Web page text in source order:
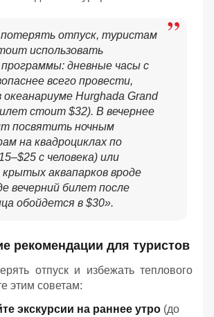
отпуск, туристам
использовать
дневные часы с
всего провести,
океанариуме Hurghada Grand
стоит $32). В вечернее
посвятить ночным
на квадроциклах по
с человека) или
аквапарков вроде
вечерний билет после
обойдется в $30».
рекомендации для туристов
отпуск и избежать теплового
этим советам:
экскурсии на раннее утро (до